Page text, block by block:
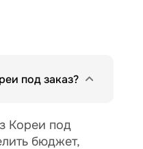
под заказ?
Кореи под
бюджет,